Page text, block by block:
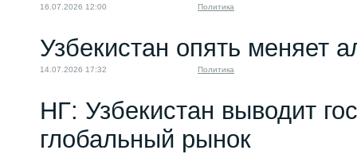
16.07.2026 12:00 Политика
Узбекистан опять меняет
14.07.2026 17:32 Политика
НГ: Узбекистан выводит
глобальный рынок